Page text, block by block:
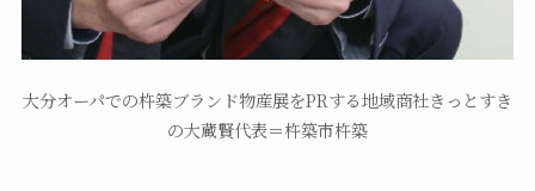
大分オーパでの杵築ブランド物産展をPRする地域商社きっとすき
の大蔵賢代表＝杵築市杵築